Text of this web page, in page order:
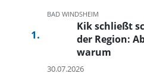
BAD WINDSHEIM
Kik schließt
der Region:
warum
30.07.2026